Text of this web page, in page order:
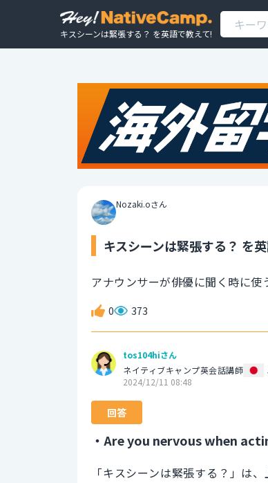
キスシーンは緊張する？ を英語で教えて!
Nozaki.oさん
キスシーンは緊張する？ を
アナウンサーが俳優に聞く時に
0 373
tos104hiさん
ネイティブキャンプ英会話講師
2024/12/11 08:48
回答
・Are you nervous when
「キスシーンは緊張する？」は